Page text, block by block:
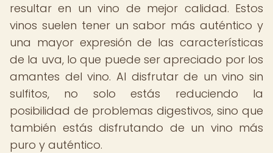
resultar en un vino de mejor calidad. Estos
vinos suelen tener un sabor más auténtico y
una mayor expresión de las características
de la uva, lo que puede ser apreciado por los
amantes del vino. Al disfrutar de un vino sin
sulfitos, no solo estás reduciendo la
posibilidad de problemas digestivos, sino que
también estás disfrutando de un vino más
puro y auténtico.